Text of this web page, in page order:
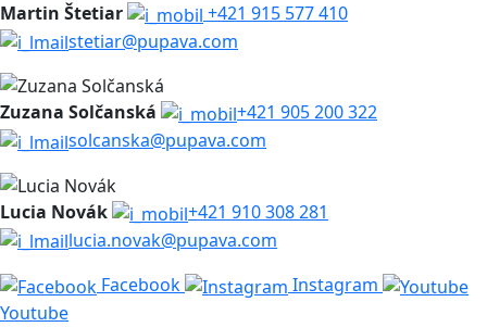
Martin Štetiar
+421 915 577 410
stetiar@pupava.com
Zuzana Solčanská
+421 905 200 322
solcanska@pupava.com
Lucia Novák
+421 910 308 281
lucia.novak@pupava.com
Facebook
Instagram
Youtube